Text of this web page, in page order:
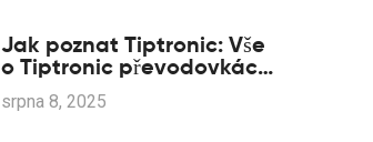
Jak poznat Tiptronic: Vše
o Tiptronic převodovkách
a jak je rozpoznat
srpna 8, 2025